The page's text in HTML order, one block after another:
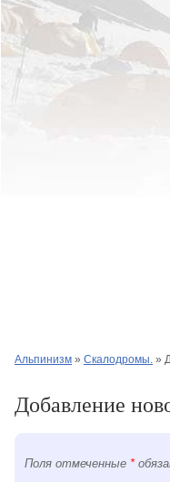
Альпинизм » Скалодромы. »
Добавление
Поля отмеченные *